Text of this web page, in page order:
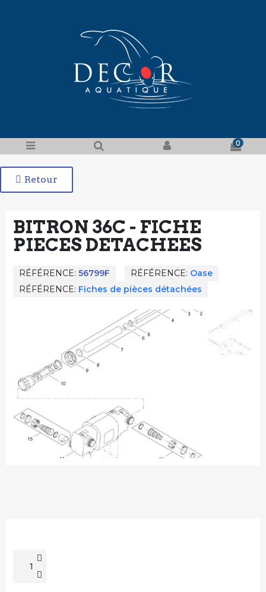
0
Retour
BITRON 36C - FICHE
PIECES DETACHEES
RÉFÉRENCE 56799F RÉFÉRENCE Oase
RÉFÉRENCE Fiches de pièces détachées